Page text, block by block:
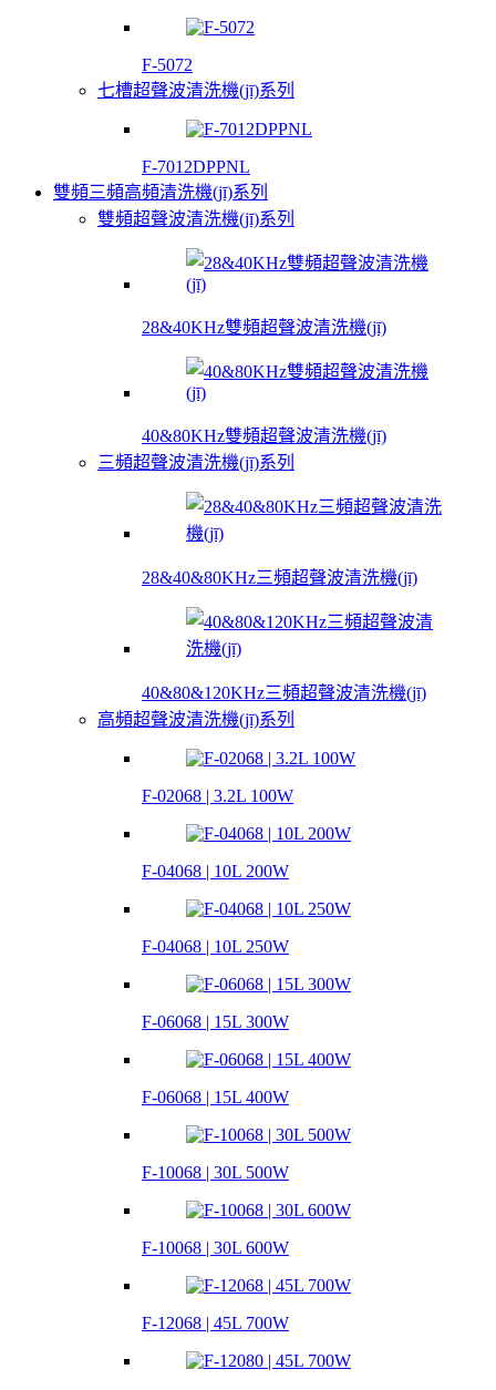
F-5072
七槽超聲波清洗機(jī)系列
F-7012DPPNL
雙頻三頻高頻清洗機(jī)系列
雙頻超聲波清洗機(jī)系列
28&40KHz雙頻超聲波清洗機(jī)
40&80KHz雙頻超聲波清洗機(jī)
三頻超聲波清洗機(jī)系列
28&40&80KHz三頻超聲波清洗機(jī)
40&80&120KHz三頻超聲波清洗機(jī)
高頻超聲波清洗機(jī)系列
F-02068 | 3.2L 100W
F-04068 | 10L 200W
F-04068 | 10L 250W
F-06068 | 15L 300W
F-06068 | 15L 400W
F-10068 | 30L 500W
F-10068 | 30L 600W
F-12068 | 45L 700W